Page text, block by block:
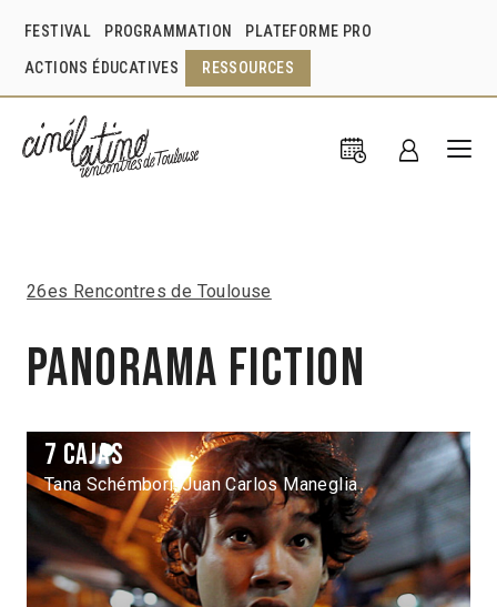
FESTIVAL PROGRAMMATION PLATEFORME PRO
ACTIONS ÉDUCATIVES RESSOURCES
26es Rencontres de Toulouse
Panorama Fiction
7 cajas
Tana Schémbori, Juan Carlos Maneglia